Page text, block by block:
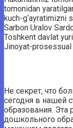
tomonidan
kuch-g‘ayratimizni
Sarbon Uralov
Toshkent davlat
Jinoyat-prosessual
Не секрет, что
сегодня в нашей
образования. Эта
дошкольного